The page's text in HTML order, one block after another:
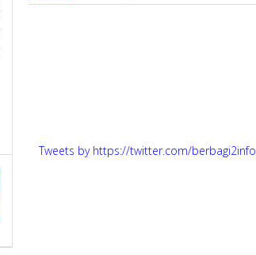
Tweets by https://twitter.com/berbagi2info